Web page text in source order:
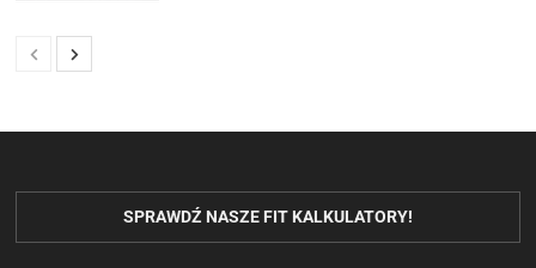
SPRAWDŹ NASZE FIT KALKULATORY!